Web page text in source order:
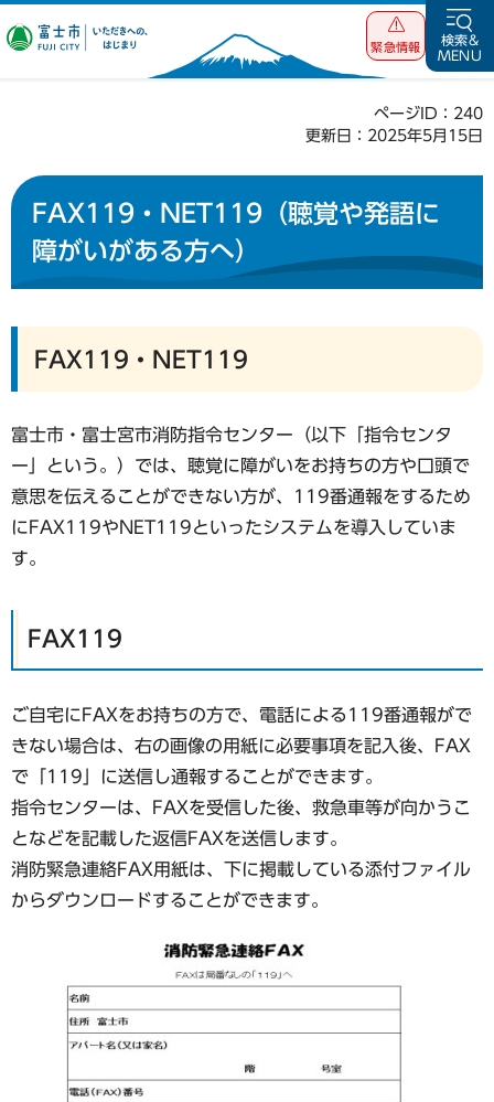
富士市 いただ
緊急情報
検索&
MENU
ページID：240
更新日：2025年5月15日
FAX119・NET119（聴覚や発語に
障がいがある方へ）
FAX119・NET119
富士市・富士宮市消防指令センター（以下「指令センタ
ー」という。）では、聴覚に障がいをお持ちの方や口頭で
意思を伝えることができない方が、119番通報をするため
にFAX119やNET119といったシステムを導入していま
す。
FAX119
ご自宅にFAXをお持ちの方で、電話による119番通報がで
きない場合は、右の画像の用紙に必要事項を記入後、FAX
で「119」に送信し通報することができます。
指令センターは、FAXを受信した後、救急車等が向かうこ
となどを記載した返信FAXを送信します。
消防緊急連絡FAX用紙は、下に掲載している添付ファイル
からダウンロードすることができます。